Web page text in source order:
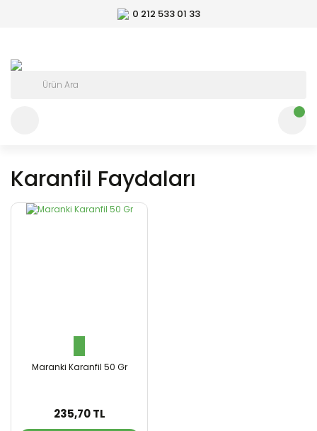
0 212 533 01 33
Karanfil Faydaları
Maranki Karanfil 50 Gr
235,70 TL